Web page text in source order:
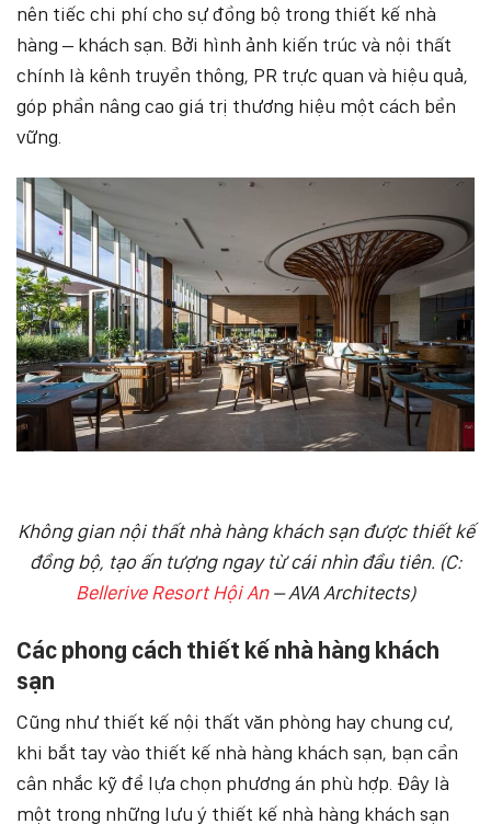
nên tiếc chi phí cho sự đồng bộ trong thiết kế nhà
hàng – khách sạn. Bởi hình ảnh kiến trúc và nội thất
chính là kênh truyền thông, PR trực quan và hiệu quả,
góp phần nâng cao giá trị thương hiệu một cách bền
vững.
Không gian nội thất nhà hàng khách sạn được thiết kế
đồng bộ, tạo ấn tượng ngay từ cái nhìn đầu tiên. (C:
Bellerive Resort Hội An– AVA Architects)
Các phong cách thiết kế nhà hàng khách
sạn
Cũng như thiết kế nội thất văn phòng hay chung cư,
khi bắt tay vào thiết kế nhà hàng khách sạn, bạn cần
cân nhắc kỹ để lựa chọn phương án phù hợp. Đây là
một trong những lưu ý thiết kế nhà hàng khách sạn